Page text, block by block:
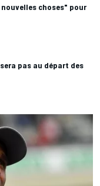
choses" pour
pas au départ des